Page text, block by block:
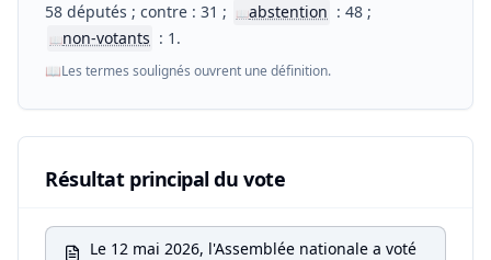
58 députés ; contre : 31 ;
📖abstention : 48 ;
📖non-votants : 1.
📖Les termes soulignés ouvrent une définition.
Résultat principal du vote
Le 12 mai 2026, l'Assemblée nationale a voté